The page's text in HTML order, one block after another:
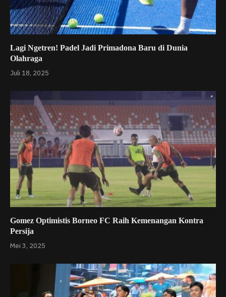
Lagi Ngetren! Padel Jadi Primadona Baru di Dunia
Olahraga
Juli 18, 2025
Gomez Optimistis Borneo FC Raih Kemenangan Kontra
Persija
Mei 3, 2025